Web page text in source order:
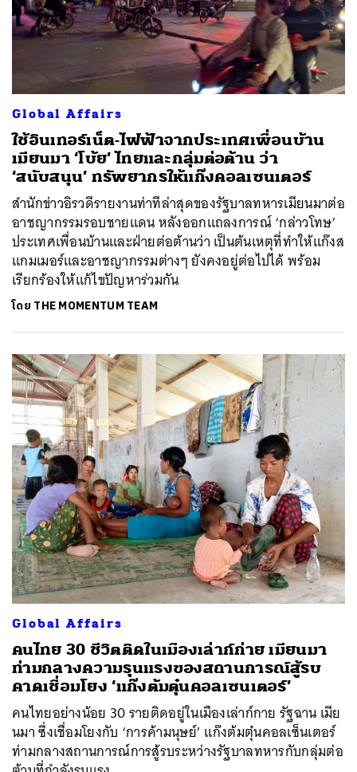
Global Affairs
ใช้อินเทอร์เน็ต-ไฟฟ้าจากประเทศเพื่อนบ้าน
เมียนมา ‘โบ้ย’ ไทยและกลุ่มต่อต้าน ว่า
‘สนับสนุน’ ทรัพยากรให้แก๊งคอลเซนเตอร์
สำนักข่าวอิรวดีรายงานท่าทีล่าสุดของรัฐบาลทหารเมียนมาต่อ
อาชญากรรมรอบชายแดน หลังออกแถลงการณ์ ‘กล่าวโทษ’
ประเทศเพื่อนบ้านและฝ่ายต่อต้านว่า เป็นต้นเหตุที่ทำให้แก๊งส
แกมเมอร์และอาชญากรรมต่างๆ ยังคงอยู่ต่อไปได้ พร้อม
เรียกร้องให้แก้ไขปัญหาร่วมกัน
โดย THE MOMENTUM TEAM
Global Affairs
คนไทย 30 ชีวิตติดในเมืองเล่าก์ก่าย เมียนมา
ท่ามกลางความรุนแรงของสถานการณ์สู้รบ
คาดเชื่อมโยง ‘แก๊งต้มตุ๋นคอลเซนเตอร์’
คนไทยอย่างน้อย 30 รายติดอยู่ในเมืองเล่าก์กาย รัฐฉาน เมีย
นมา ซึ่งเชื่อมโยงกับ ‘การค้ามนุษย์’ แก๊งต้มตุ๋นคอลเซ็นเตอร์
ท่ามกลางสถานการณ์การสู้รบระหว่างรัฐบาลทหารกับกลุ่มต่อ